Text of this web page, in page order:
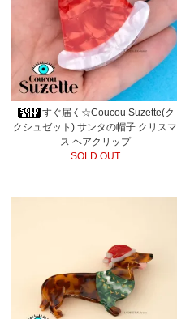
すぐ届く☆Coucou Suzette(ク
クシュゼット) サンタの帽子 クリスマ
ス ヘアクリップ
SOLD OUT